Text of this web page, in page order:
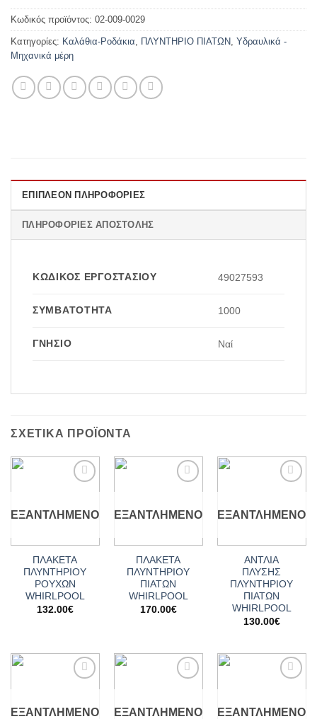
Κωδικός προϊόντος: 02-009-0029
Κατηγορίες: Καλάθια-Ροδάκια ΠΛΥΝΤΗΡΙΟ ΠΙΑΤΩΝ Υδραυλικά -
Μηχανικά μέρη
ΕΠΙΠΛΈΟΝ ΠΛΗΡΟΦΟΡΊΕΣ
ΠΛΗΡΟΦΟΡΊΕΣ ΑΠΟΣΤΟΛΉΣ
ΚΩΔΙΚΌΣ ΕΡΓΟΣΤΑΣΊΟΥ 49027593
ΣΥΜΒΑΤΌΤΗΤΑ 1000
ΓΝΉΣΙΟ Ναί
ΣΧΕΤΙΚΆ ΠΡΟΪΌΝΤΑ
ΕΞΑΝΤΛΗΜΈΝΟ
ΠΛΑΚΕΤΑ
ΠΛΥΝΤΗΡΙΟΥ
ΡΟΥΧΩΝ
WHIRLPOOL
132.00€
ΕΞΑΝΤΛΗΜΈΝΟ
ΠΛΑΚΕΤΑ
ΠΛΥΝΤΗΡΙΟΥ
ΠΙΑΤΩΝ
WHIRLPOOL
170.00€
ΕΞΑΝΤΛΗΜΈΝΟ
ΑΝΤΛΙΑ
ΠΛΥΣΗΣ
ΠΛΥΝΤΗΡΙΟΥ
ΠΙΑΤΩΝ
WHIRLPOOL
130.00€
ΕΞΑΝΤΛΗΜΈΝΟ ΕΞΑΝΤΛΗΜΈΝΟ ΕΞΑΝΤΛΗΜΈΝΟ